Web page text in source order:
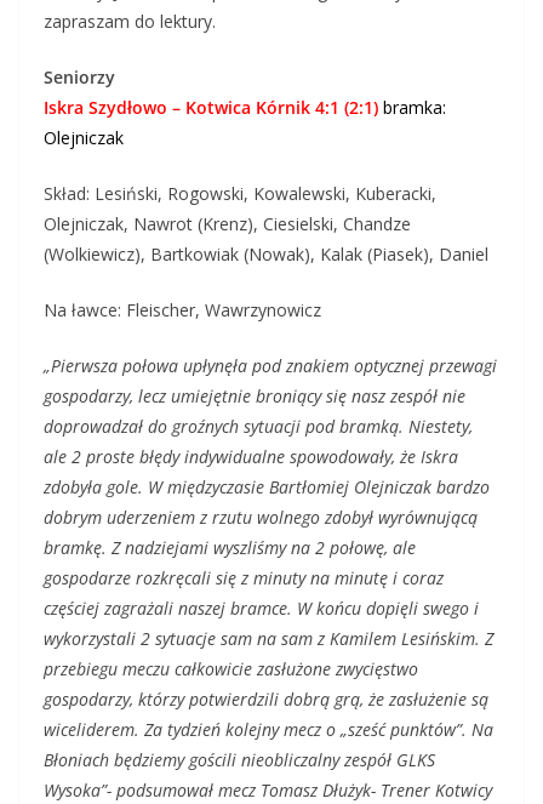
zapraszam do lektury.
Seniorzy
Iskra Szydłowo – Kotwica Kórnik 4:1 (2:1) bramka:
Olejniczak
Skład: Lesiński, Rogowski, Kowalewski, Kuberacki,
Olejniczak, Nawrot (Krenz), Ciesielski, Chandze
(Wolkiewicz), Bartkowiak (Nowak), Kalak (Piasek), Daniel
Na ławce: Fleischer, Wawrzynowicz
„Pierwsza połowa upłynęła pod znakiem optycznej przewagi
gospodarzy, lecz umiejętnie broniący się nasz zespół nie
doprowadzał do groźnych sytuacji pod bramką. Niestety,
ale 2 proste błędy indywidualne spowodowały, że Iskra
zdobyła gole. W międzyczasie Bartłomiej Olejniczak bardzo
dobrym uderzeniem z rzutu wolnego zdobył wyrównującą
bramkę. Z nadziejami wyszliśmy na 2 połowę, ale
gospodarze rozkręcali się z minuty na minutę i coraz
częściej zagrażali naszej bramce. W końcu dopięli swego i
wykorzystali 2 sytuacje sam na sam z Kamilem Lesińskim. Z
przebiegu meczu całkowicie zasłużone zwycięstwo
gospodarzy, którzy potwierdzili dobrą grą, że zasłużenie są
wiceliderem. Za tydzień kolejny mecz o „sześć punktów”. Na
Błoniach będziemy gościli nieobliczalny zespół GLKS
Wysoka”- podsumował mecz Tomasz Dłużyk- Trener Kotwicy